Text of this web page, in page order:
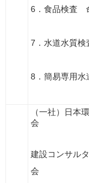
6．食品検査
7．水道水質検
8．簡易専用水
（一社）日
会
建設コン
会